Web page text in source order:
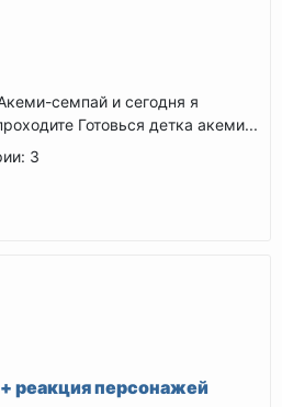
семпай и сегодня я
Готовься детка акеми...
3
реакция персонажей